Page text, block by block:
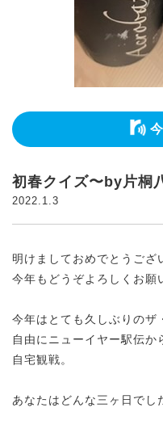
初春クイズ〜by片桐
2022.1.3
明けましておめでとうござ
今年もどうぞよろしくお願
今年はとても久しぶりのザ
自由にニューイヤー駅伝
自宅観戦。
あなたはどんな三ヶ日でし